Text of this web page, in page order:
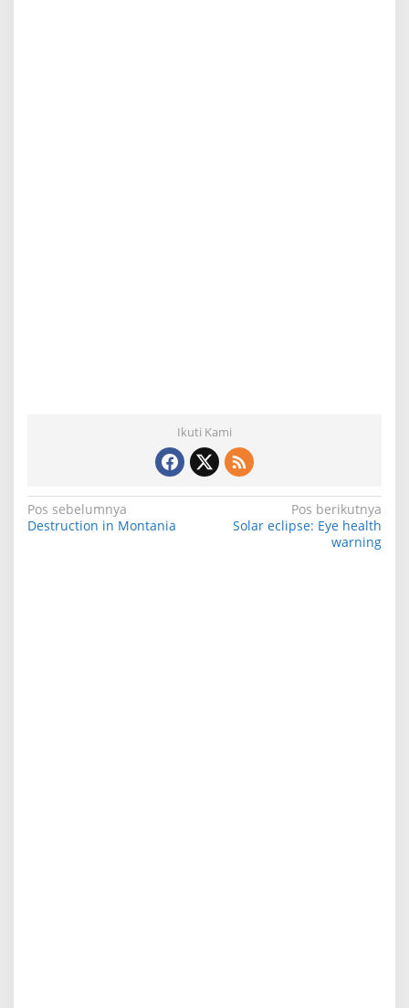
Ikuti Kami
N
a
Pos sebelumnya
Destruction in Montania
Pos berikutnya
Solar eclipse: Eye health
warning